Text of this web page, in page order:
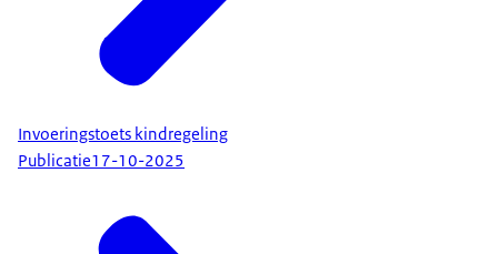
Invoeringstoets kindregeling
Publicatie17-10-2025